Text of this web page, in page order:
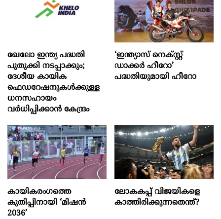
ഖേലോ ഇന്ത്യ പദ്ധതി
പുതുക്കി നടപ്പാക്കും;
ദേശീയ കായിക
ഫെഡറേഷനുകൾക്കുള്ള
ധനസഹായം
വർധിപ്പിക്കാൻ കേന്ദ്രം
‘ഇന്ത്യാസ് നെക്സ്റ്റ്
ഡാക്കർ ഹീറോ’
പദ്ധതിയുമായി ഹീറോ
കായികരംഗത്തെ
കുതിപ്പിനായി ‘മിഷൻ
2036’
ലോകകപ്പ് വിജയികളെ
കാത്തിരിക്കുന്നതെന്ത്?